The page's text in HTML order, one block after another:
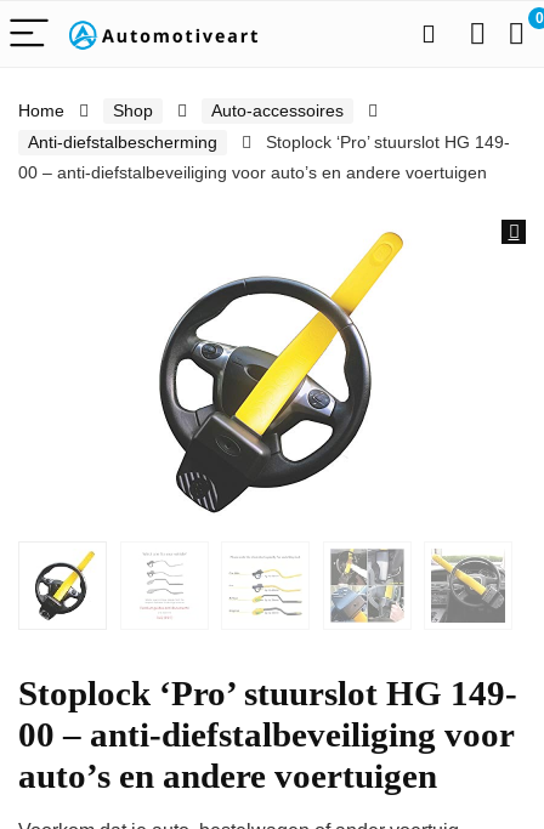
0
Home Shop
Auto-accessoires
Anti-diefstalbescherming
Stoplock ‘Pro’ stuurslot HG 149-
00 – anti-diefstalbeveiliging voor auto’s en andere voertuigen
Stoplock ‘Pro’ stuurslot HG 149-
00 – anti-diefstalbeveiliging voor
auto’s en andere voertuigen